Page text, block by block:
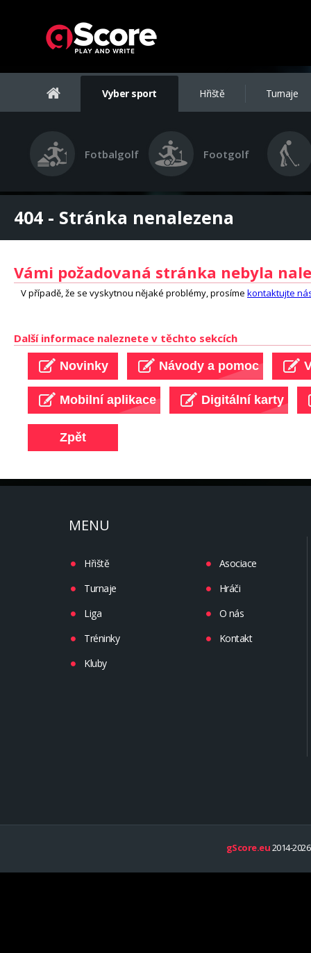
Vyber sport Hřiště Turnaje
Fotbalgolf Footgolf
404 - Stránka nenalezena
Vámi požadovaná stránka nebyla
V případě, že se vyskytnou nějaké problémy, prosíme kontaktujte
Další informace naleznete v těchto sekcích
MENU
Hřiště
Turnaje
Liga
Tréninky
Kluby
Asociace
Hráči
O nás
Kontakt
gScore.eu2014-